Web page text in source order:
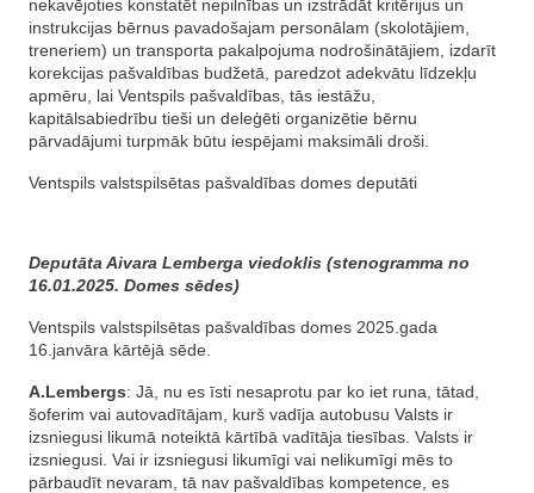
nekavējoties konstatēt nepilnības un izstrādāt kritērijus un
instrukcijas bērnus pavadošajam personālam (skolotājiem,
treneriem) un transporta pakalpojuma nodrošinātājiem, izdarīt
korekcijas pašvaldības budžetā, paredzot adekvātu līdzekļu
apmēru, lai Ventspils pašvaldības, tās iestāžu,
kapitālsabiedrību tieši un deleģēti organizētie bērnu
pārvadājumi turpmāk būtu iespējami maksimāli droši.
Ventspils valstspilsētas pašvaldības domes deputāti
Deputāta Aivara Lemberga viedoklis (stenogramma no
16.01.2025. Domes sēdes)
Ventspils valstspilsētas pašvaldības domes 2025.gada
16.janvāra kārtējā sēde.
A.Lembergs: Jā, nu es īsti nesaprotu par ko iet runa, tātad,
šoferim vai autovadītājam, kurš vadīja autobusu Valsts ir
izsniegusi likumā noteiktā kārtībā vadītāja tiesības. Valsts ir
izsniegusi. Vai ir izsniegusi likumīgi vai nelikumīgi mēs to
pārbaudīt nevaram, tā nav pašvaldības kompetence, es